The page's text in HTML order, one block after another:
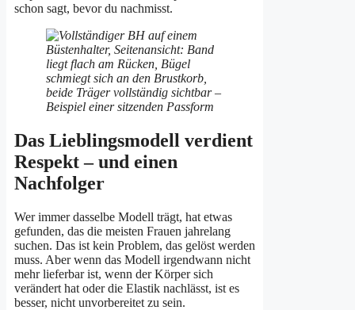
schon sagt, bevor du nachmisst.
Das Lieblingsmodell verdient
Respekt – und einen
Nachfolger
Wer immer dasselbe Modell trägt, hat etwas
gefunden, das die meisten Frauen jahrelang
suchen. Das ist kein Problem, das gelöst werden
muss. Aber wenn das Modell irgendwann nicht
mehr lieferbar ist, wenn der Körper sich
verändert hat oder die Elastik nachlässt, ist es
besser, nicht unvorbereitet zu sein.